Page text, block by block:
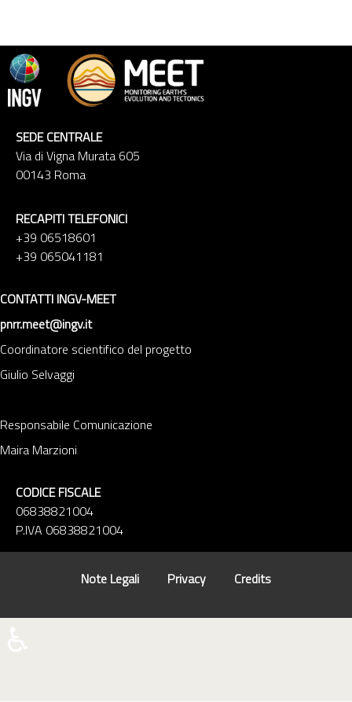
SEDE CENTRALE
Via di Vigna Murata 605
00143 Roma
RECAPITI TELEFONICI
+39 06518601
+39 065041181
CONTATTI INGV-MEET
pnrr.meet@ingv.it
Coordinatore scientifico del progetto
Giulio Selvaggi
Responsabile Comunicazione
Maira Marzioni
CODICE FISCALE
06838821004
P.IVA 06838821004
Note Legali Privacy Credits